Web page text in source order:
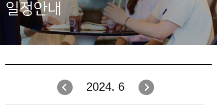
일정안내
2024. 6